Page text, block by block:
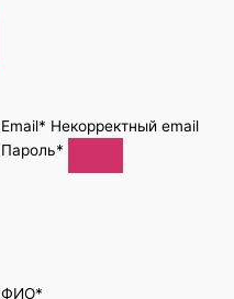
Email* Некорректный email
Пароль*
ФИО*